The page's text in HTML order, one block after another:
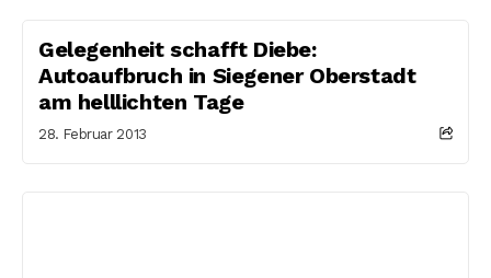
Gelegenheit schafft Diebe:
Autoaufbruch in Siegener Oberstadt
am helllichten Tage
28. Februar 2013